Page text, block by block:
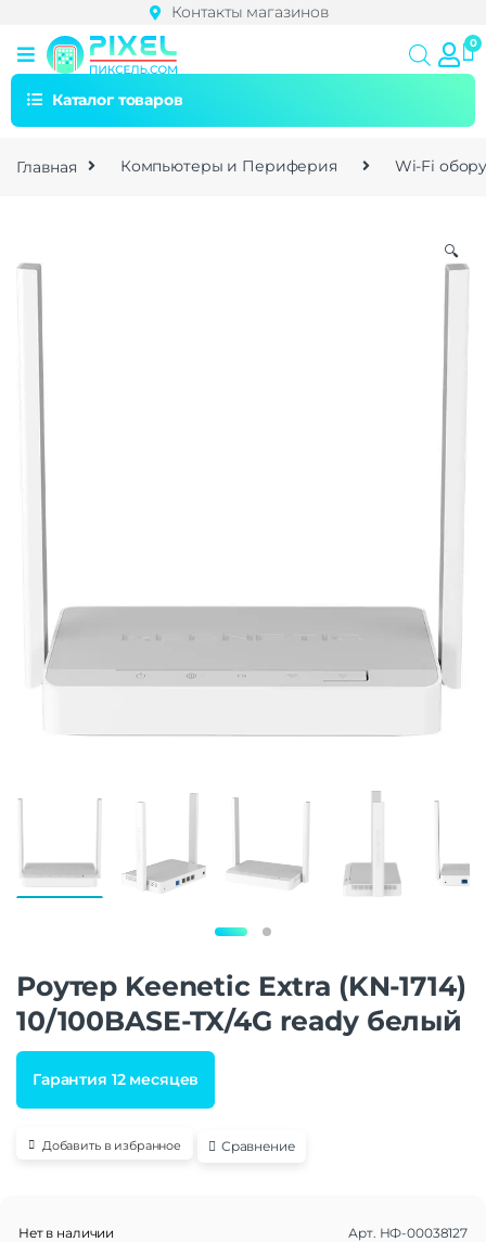
Контакты магазинов
Каталог товаров
Главная Компьютеры и Периферия Wi-Fi
🔍
Роутер Keenetic Extra (KN-1714)
10/100BASE-TX/4G ready белый
Гарантия 12 месяцев
Добавить в избранное Сравнение
Нет в наличии Арт. НФ-00038127